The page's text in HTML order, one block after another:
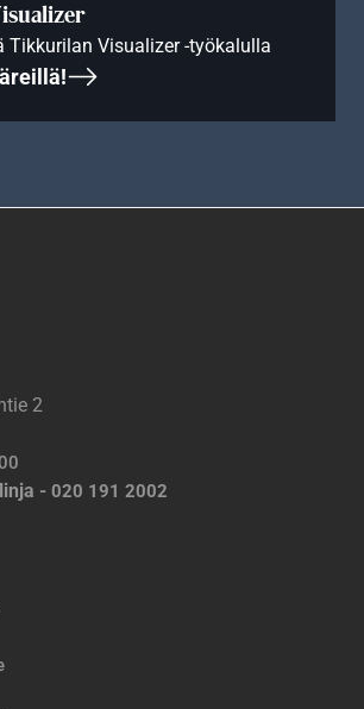
Tikkurilan Visualizer -työkalulla
2
- 020 191 2002